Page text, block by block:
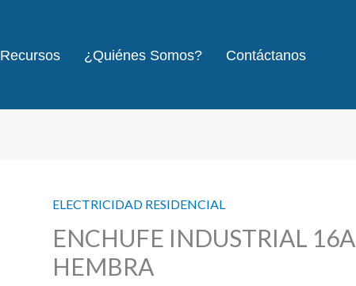
Recursos ¿Quiénes Somos? Contáctanos
ELECTRICIDAD RESIDENCIAL
ENCHUFE INDUSTRIAL 16A
HEMBRA